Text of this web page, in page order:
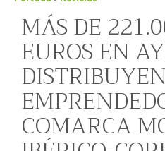
MÁS DE
EUROS EN
COMARCA